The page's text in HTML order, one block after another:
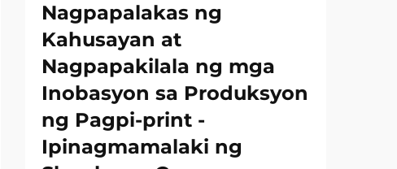
Nagpapalakas ng
Kahusayan at
Nagpapakilala ng mga
Inobasyon sa Produksyon
ng Pagpi-print -
Ipinagmamalaki ng